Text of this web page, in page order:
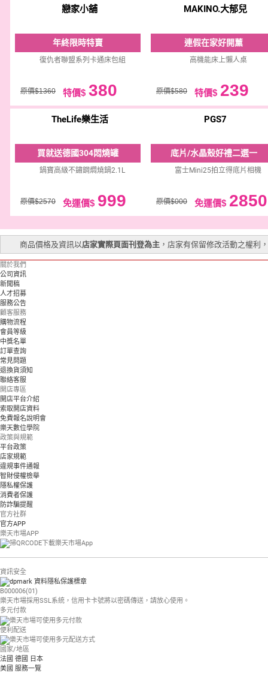
戀家小舖
年終限時特賣
復仇者聯盟系列卡通床包組
原價$1360 特價$ 380
MAKINO.大郁兒
連假在家好開薰
高機能床上懶人桌
原價$580 特價$ 239
TheLife樂生活
買就送德國304悶燒罐
鍋寶高級不鏽鋼燜燒鍋2.1L
原價$2570 免運價$ 999
PGS7
底片/水晶殼好禮二選一
富士Mini25拍立得底片相機
原價$000 免運價$ 2850
商品價格及資訊以店家實際頁面刊登為主 ，店家有保留修改活動之權利
關於我們
公司資訊
新聞稿
人才招募
服務公告
顧客服務
購物流程
會員等級
中獎名單
訂單查詢
常見問題
退換貨須知
聯絡客服
開店專區
開店平台介紹
索取開店資料
免費報名說明會
樂天數位學院
政策與規範
平台政策
店家規範
違規事件通報
智財侵權檢舉
隱私權保護
消費者保護
防詐騙提醒
官方社群
官方APP
樂天市場APP
資訊安全
B000006(01)
樂天市場採用SSL系統，信用卡卡號將以密碼傳送，請放心使用。
多元付款
便利配送
國家/地區
法國 德國 日本
美國 服務一覽